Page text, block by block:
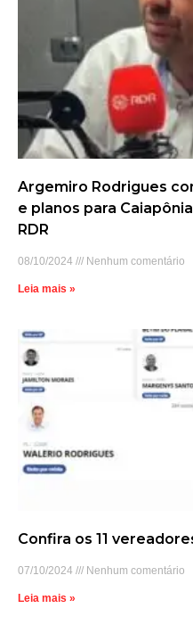
Argemiro Rodrigues
e planos para
RDR
08/10/2024 Nenhum comentário
Leia mais »
Confira os 11
07/10/2024 Nenhum comentário
Leia mais »